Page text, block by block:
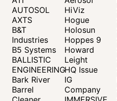
AUTOSOL
AXTS
B&T
Industries
B5 Systems
BALLISTIC
ENGINEERING
Bark River
Barrel
HiViz
Hogue
Holosun
Hoppes 9
Howard
Leight
HQ Issue
IG
Company